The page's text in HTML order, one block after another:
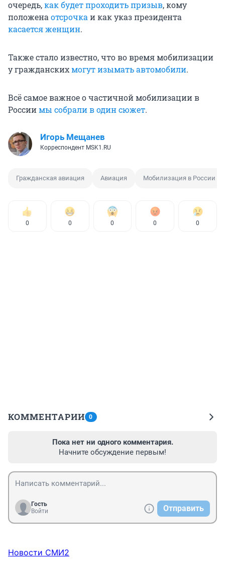
очередь,как будет проходить призыв, кому
положенаотсрочкаи как указ президента
касается женщин.
Также стало известно, что во время мобилизации
у гражданскихмогут изымать автомобили.
Всё самое важное о частичной мобилизации в
Россиимы собрали в один сюжет.
Игорь Мещанев
Корреспондент MSK1.RU
Гражданская авиация Авиация Мобилизация в России
0 0 0 0 0
КОММЕНТАРИИ 0
Пока нет ни одного комментария.
Начните обсуждение первым!
Гость
Войти
Отправить
Новости СМИ2